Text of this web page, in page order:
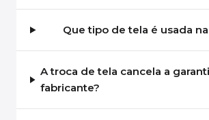
Que tipo de tela é usada
A troca de tela cancela a
fabricante?